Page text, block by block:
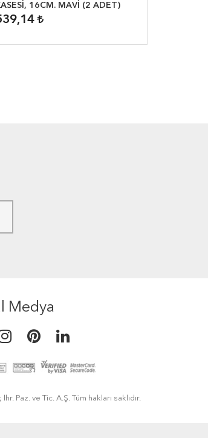
16CM. MAVİ (2 ADET)
Medya
Paz. ve Tic. A.Ş. Tüm hakları saklıdır.